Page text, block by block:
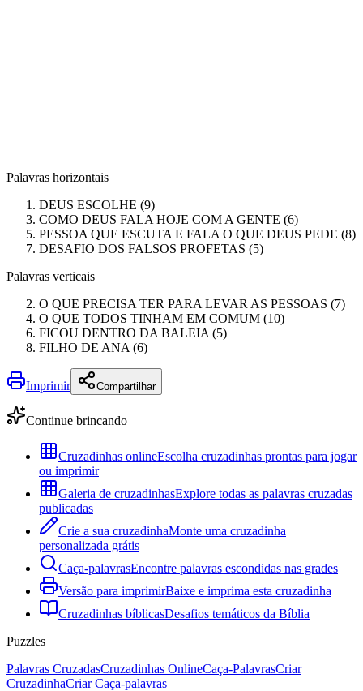
Palavras horizontais
DEUS ESCOLHE (9)
COMO DEUS FALA HOJE COM A GENTE (6)
PESSOA QUE ESCUTA E FALA O QUE DEUS PEDE (8)
DESAFIO DOS FALSOS PROFETAS (5)
Palavras verticais
O QUE PRECISA TER PARA LEVAR AS PESSOAS (7)
O QUE TODOS TINHAM EM COMUM (10)
FICOU DENTRO DA BALEIA (5)
FILHO DE ANA (6)
Imprimir Compartilhar
Continue brincando
Cruzadinhas onlineEscolha cruzadinhas prontas para jogar
ou imprimir
Galeria de cruzadinhasExplore todas as palavras cruzadas
publicadas
Crie a sua cruzadinhaMonte uma cruzadinha
personalizada grátis
Caça-palavrasEncontre palavras escondidas nas grades
Versão para imprimirBaixe e imprima esta cruzadinha
Cruzadinhas bíblicasDesafios temáticos da Bíblia
Puzzles
Palavras CruzadasCruzadinhas OnlineCaça-PalavrasCriar
CruzadinhaCriar Caça-palavras